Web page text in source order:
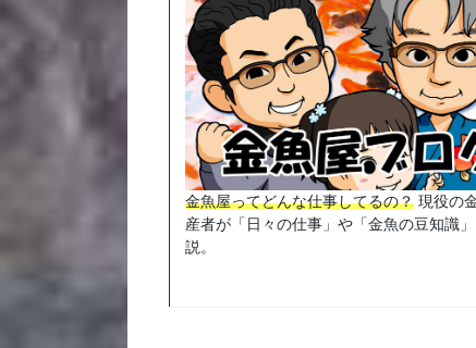
金魚屋ってどんな仕事してるの？ 現役の
産者が「日々の仕事」や「金魚の豆知識
説。